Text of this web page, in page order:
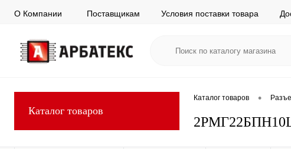
О Компании Поставщикам Условия поставки товара
Каталог товаров
Каталог товаров •